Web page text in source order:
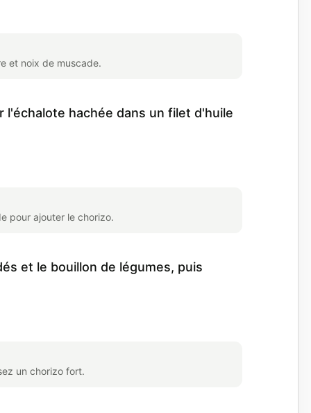
et noix de muscade.
l'échalote hachée dans un filet d'huile
pour ajouter le chorizo.
et le bouillon de légumes, puis
un chorizo fort.